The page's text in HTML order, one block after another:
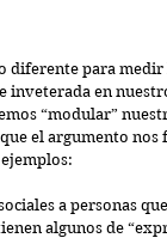
diferente para medir
inveterada en
“modular”
el argumento nos
a personas
algunos de